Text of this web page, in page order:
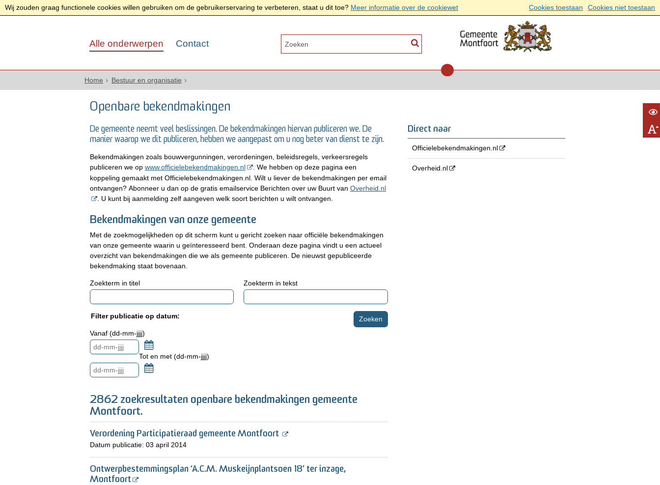
Wij zouden graag functionele cookies willen gebruiken om de gebruikerservaring te verbeteren, staat u dit toe? Meer informatie over de cookiewet Cookies toestaan Cookies niet toestaan
Alle onderwerpen Contact
Home Bestuur en organisatie
Openbare bekendmakingen
De gemeente neemt veel beslissingen. De bekendmakingen hiervan publiceren we. De
manier waarop we dit publiceren, hebben we aangepast om u nog beter van dienst te zijn.
Bekendmakingen zoals bouwvergunningen, verordeningen, beleidsregels, verkeersregels
publiceren we op www.officielebekendmakingen.nl
. We hebben op deze pagina een
koppeling gemaakt met Officielebekendmakingen.nl. Wilt u liever de bekendmakingen per email
ontvangen? Abonneer u dan op de gratis emailservice Berichten over uw Buurt van Overheid.nl
. U kunt bij aanmelding zelf aangeven welk soort berichten u wilt ontvangen.
Bekendmakingen van onze gemeente
Met de zoekmogelijkheden op dit scherm kunt u gericht zoeken naar officiële bekendmakingen
van onze gemeente waarin u geïnteresseerd bent. Onderaan deze pagina vindt u een actueel
overzicht van bekendmakingen die we als gemeente publiceren. De nieuwst gepubliceerde
bekendmaking staat bovenaan.
Zoekterm in titel Zoekterm in tekst
Filter publicatie op datum:
Vanaf (dd-mm-jjjj)
Kalender
Tot en met (dd-mm-jjjj)
2862 zoekresultaten openbare bekendmakingen gemeente
Montfoort.
Verordening Participatieraad gemeente Montfoort
Datum publicatie: 03 april 2014
Ontwerpbestemmingsplan ‘A.C.M. Muskeijnplantsoen 18’ ter inzage,
Montfoort
Direct naar
Officielebekendmakingen.nl
Overheid.nl